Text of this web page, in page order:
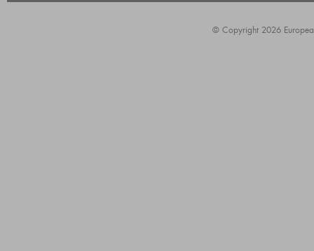
© Copyright 2026